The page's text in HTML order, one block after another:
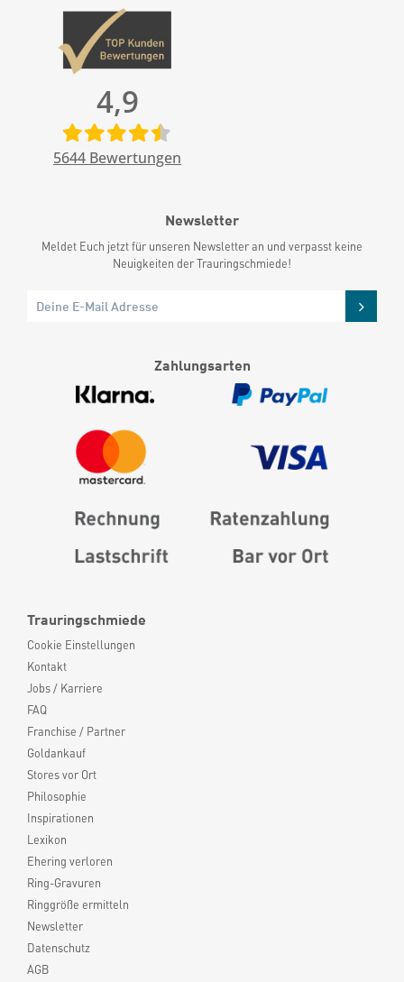
Trauringschmiede
Cookie Einstellungen
Kontakt
Jobs / Karriere
FAQ
Franchise / Partner
Goldankauf
Stores vor Ort
Philosophie
Inspirationen
Lexikon
Ehering verloren
Ring-Gravuren
Ringgröße ermitteln
Newsletter
Datenschutz
AGB
4,9
5644 Bewertungen
Newsletter
Meldet Euch jetzt für unseren Newsletter an und verpasst keine
Neuigkeiten der Trauringschmiede!
Zahlungsarten